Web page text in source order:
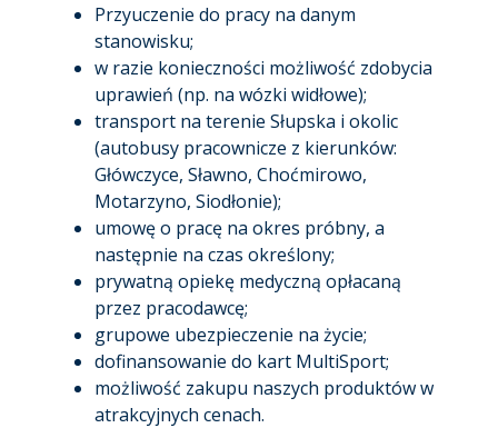
Przyuczenie do pracy na danym
stanowisku;
w razie konieczności możliwość zdobycia
uprawień (np. na wózki widłowe);
transport na terenie Słupska i okolic
(autobusy pracownicze z kierunków:
Główczyce, Sławno, Choćmirowo,
Motarzyno, Siodłonie);
umowę o pracę na okres próbny, a
następnie na czas określony;
prywatną opiekę medyczną opłacaną
przez pracodawcę;
grupowe ubezpieczenie na życie;
dofinansowanie do kart MultiSport;
możliwość zakupu naszych produktów w
atrakcyjnych cenach.